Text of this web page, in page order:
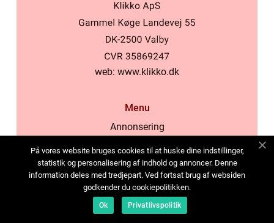
web: www.klikko.dk
Menu
Annonsering
Cookies
Kontakta oss
Sitemap
På vores website bruges cookies til at huske dine indstillinger,
statistik og personalisering af indhold og annoncer. Denne
information deles med tredjepart. Ved fortsat brug af websiden
godkender du cookiepolitikken.
Ok Privatlivspolitik